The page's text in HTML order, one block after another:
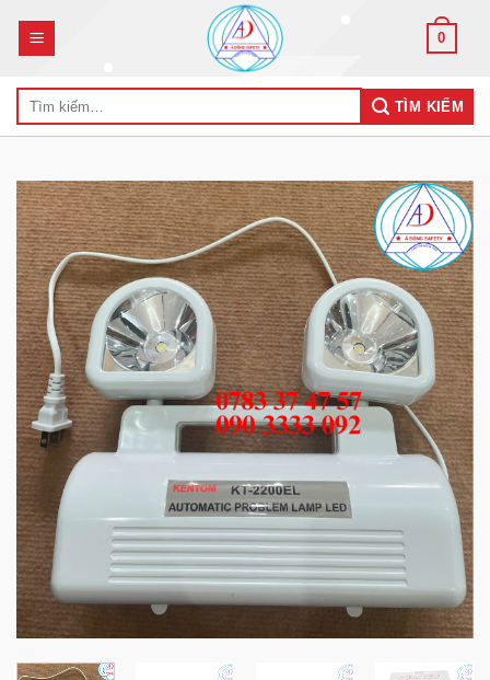
0
TÌM KIẾM